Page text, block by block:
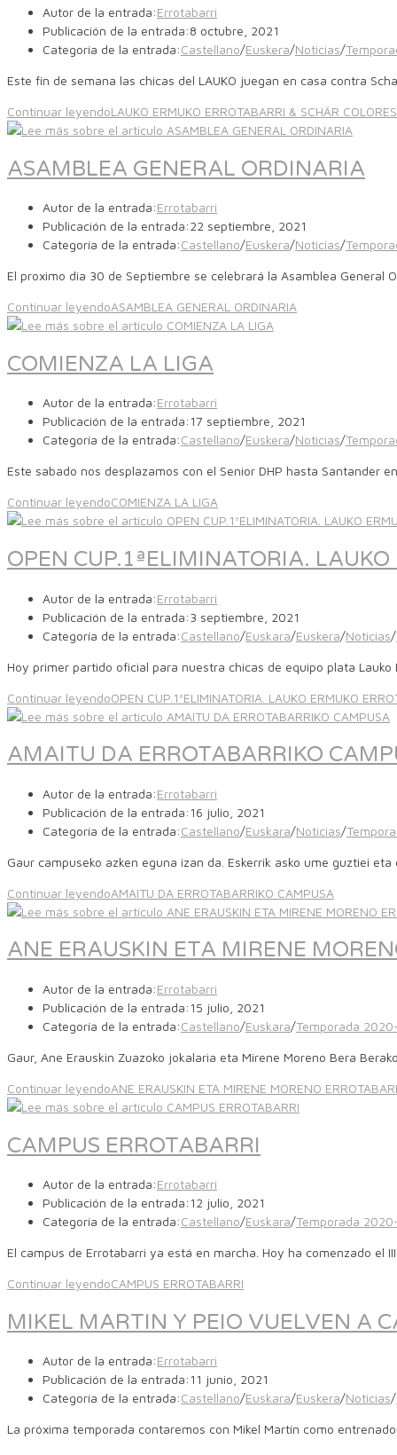
Autor de la entrada:Errotabarri
Publicación de la entrada:8 octubre, 2021
Categoría de la entrada:Castellano/Euskera/Noticias/
Este fin de semana las chicas del LAUKO juegan en casa contra
Continuar leyendoLAUKO ERMUKO ERROTABARRI & SCHÄR
ASAMBLEA GENERAL ORDINARIA
Autor de la entrada:Errotabarri
Publicación de la entrada:22 septiembre, 2021
Categoría de la entrada:Castellano/Euskera/Noticias/
El proximo dia 30 de Septiembre se celebrará la Asamblea
Continuar leyendoASAMBLEA GENERAL ORDINARIA
COMIENZA LA LIGA
Autor de la entrada:Errotabarri
Publicación de la entrada: 17 septiembre, 2021
Categoría de la entrada:Castellano/Euskera/Noticias/
Este sabado nos desplazamos con el Senior DHP hasta Santander
Continuar leyendoCOMIENZA LA LIGA
OPEN CUP.1ªELIMINATORIA.
Autor de la entrada:Errotabarri
Publicación de la entrada:3 septiembre, 2021
Categoría de la entrada:Castellano/Euskara/Euskera/Noticias/
Hoy primer partido oficial para nuestra chicas de equipo plata
Continuar leyendoOPEN CUP.1ªELIMINATORIA. LAUKO ERMUKO
AMAITU DA ERROTABARRIKO
Autor de la entrada:Errotabarri
Publicación de la entrada: 16 julio, 2021
Categoría de la entrada:Castellano/Euskara/Noticias/
Gaur campuseko azken eguna izan da. Eskerrik asko ume guztiei
Continuar leyendoAMAITU DA ERROTABARRIKO CAMPUSA
ANE ERAUSKIN ETA MIRENE
Autor de la entrada:Errotabarri
Publicación de la entrada: 15 julio, 2021
Categoría de la entrada:Castellano/Euskara/Temporada
Gaur, Ane Erauskin Zuazoko jokalaria eta Mirene Moreno Bera
Continuar leyendoANE ERAUSKIN ETA MIRENE MORENO
CAMPUS ERROTABARRI
Autor de la entrada:Errotabarri
Publicación de la entrada: 12 julio, 2021
Categoría de la entrada:Castellano/Euskara/Temporada
El campus de Errotabarri ya está en marcha. Hoy ha comenzado el
Continuar leyendoCAMPUS ERROTABARRI
MIKEL MARTIN Y PEIO VUELVEN A
Autor de la entrada:Errotabarri
Publicación de la entrada: 11 junio, 2021
Categoría de la entrada:Castellano/Euskara/Euskera/Noticias/
La próxima temporada contaremos con Mikel Martín como